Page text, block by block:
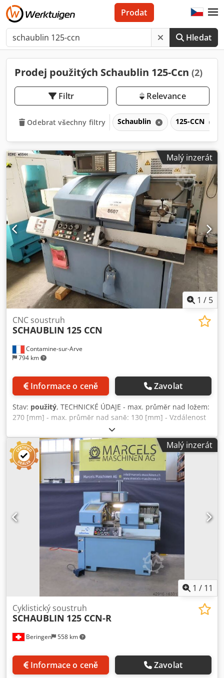
Hledat
Prodat
Prodej použitých Schaublin 125-Ccn (2)
Filtr Relevance
Odebrat všechny filtry Schaublin 125-CCN
Malý inzerát
1 / 5
Contamine-sur-Arve
794 km
CNC soustruh
SCHAUBLIN 125 CCN
Informace o ceně Zavolat
Stav: použitý, TECHNICKÉ ÚDAJE - max. průměr nad ložem:
270 [mm] - max. průměr nad saně: 130 [mm] - Vzdálenost
mezi hroty: 440 [mm] - Hlava vřetena: CAMLOCK D1-3' -
max. průměr tyče: 28 [mm] - Výkon: 7,5 [kW] - Otáčky
vřetena: 0-5000 [ot./min] s variátorem - Zdvih X x Z : 180 x
400 [mm] - Pracovní posuvy: 0-5000 [mm/min] s variátorem
- Rychloposuv: 7500 [mm/min] - Napájení: tri 380V 50Hz
14kW - Rozměry: 1700 x 1226 x 1660 [mm] - Hmotnost:
1415 [kg] DOPLŇKY - Numerické ovládání FANUC 20-T -
Rychlá výměna revolverové hlavy Multifix 'A' Dodpeuhcarjfx
Aamjck - kleštinové sklíčidlo SCHAUBLIN B32 - kontrapunkt
s navijákem - Nádrž chladicí kapaliny s čerpadlem
Malý inzerát
1 / 11
Beringen 558 km
Cyklistický soustruh
SCHAUBLIN 125 CCN-R
Informace o ceně Zavolat